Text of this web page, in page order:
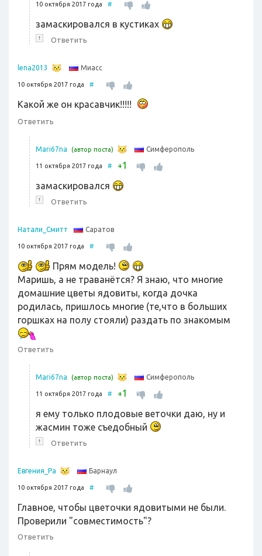
10 октября 2017 года #
замаскировался в кустиках
↑ Ответить
lena2013 Миасс
10 октября 2017 года #
Какой же он красавчик!!!!!
Ответить
Mari67na (автор поста) Симферополь
11 октября 2017 года # +1
замаскировался
↑ Ответить
Натали_Смитт Саратов
10 октября 2017 года #
Прям модель!
Маришь, а не траванётся? Я знаю, что многие
домашние цветы ядовиты, когда дочка
родилась, пришлось многие (те,что в больших
горшках на полу стояли) раздать по знакомым
Ответить
Mari67na (автор поста) Симферополь
11 октября 2017 года # +1
я ему только плодовые веточки даю, ну и
жасмин тоже съедобный
↑ Ответить
Евгения_Ра Барнаул
10 октября 2017 года #
Главное, чтобы цветочки ядовитыми не были.
Проверили "совместимость"?
Ответить